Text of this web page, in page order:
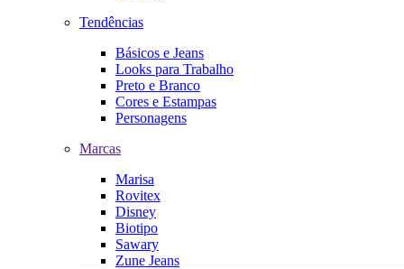
Tendências
Básicos e Jeans
Looks para Trabalho
Preto e Branco
Cores e Estampas
Personagens
Marcas
Marisa
Rovitex
Disney
Biotipo
Sawary
Zune Jeans